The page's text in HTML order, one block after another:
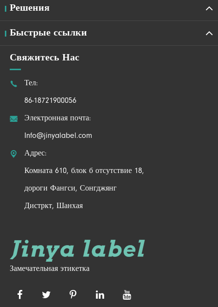
Решения
Быстрые ссылки
Свяжитесь Нас
 Тел:
86-18721900056
 Электронная почта:
Info@jinyalabel.com
 Адрес:
Комната 610, блок б отсутствие 18,
дороги Фангси, Сонгджянг
Дистркт, Шанхая
Замечательная этикетка